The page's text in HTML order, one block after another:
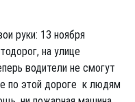
руки: 13 ноября
на улице
водители не смогут
по этой дороге к людям